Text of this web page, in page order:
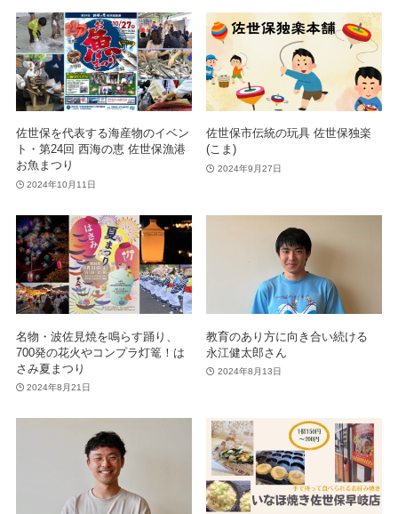
佐世保を代表する海産物のイベン
ト・第24回 西海の恵 佐世保漁港
お魚まつり
2024年10月11日
佐世保市伝統の玩具 佐世保独楽
(こま)
2024年9月27日
名物・波佐見焼を鳴らす踊り、
700発の花火やコンプラ灯篭！は
さみ夏まつり
2024年8月21日
教育のあり方に向き合い続ける
永江健太郎さん
2024年8月13日